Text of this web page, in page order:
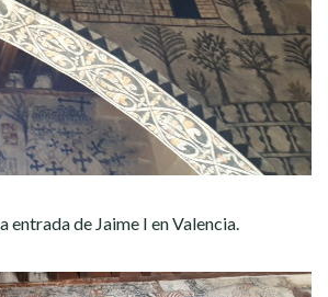
entrada de Jaime I en Valencia.